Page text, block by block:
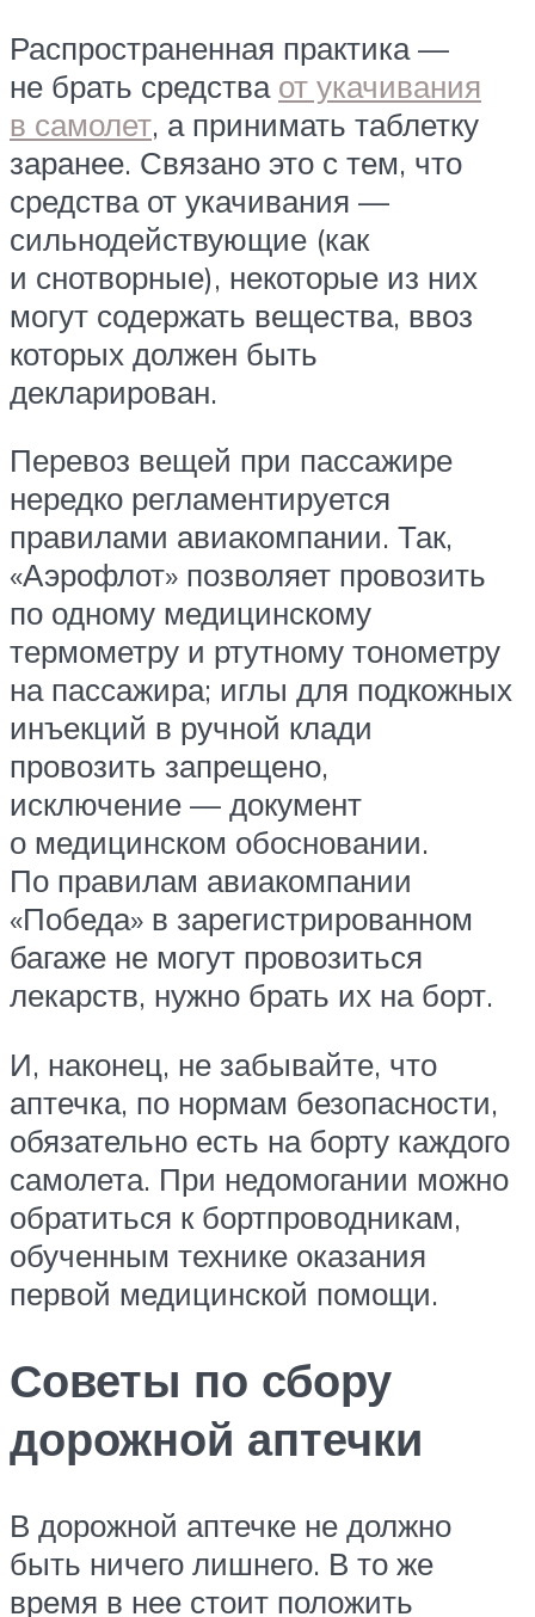
Распространенная практика —
не брать средства от укачивания
в самолет, а принимать таблетку
заранее. Связано это с тем, что
средства от укачивания —
сильнодействующие (как
и снотворные), некоторые из них
могут содержать вещества, ввоз
которых должен быть
декларирован.
Перевоз вещей при пассажире
нередко регламентируется
правилами авиакомпании. Так,
«Аэрофлот» позволяет провозить
по одному медицинскому
термометру и ртутному тонометру
на пассажира; иглы для подкожных
инъекций в ручной клади
провозить запрещено,
исключение — документ
о медицинском обосновании.
По правилам авиакомпании
«Победа» в зарегистрированном
багаже не могут провозиться
лекарств, нужно брать их на борт.
И, наконец, не забывайте, что
аптечка, по нормам безопасности,
обязательно есть на борту каждого
самолета. При недомогании можно
обратиться к бортпроводникам,
обученным технике оказания
первой медицинской помощи.
Советы по сбору
дорожной аптечки
В дорожной аптечке не должно
быть ничего лишнего. В то же
время в нее стоит положить